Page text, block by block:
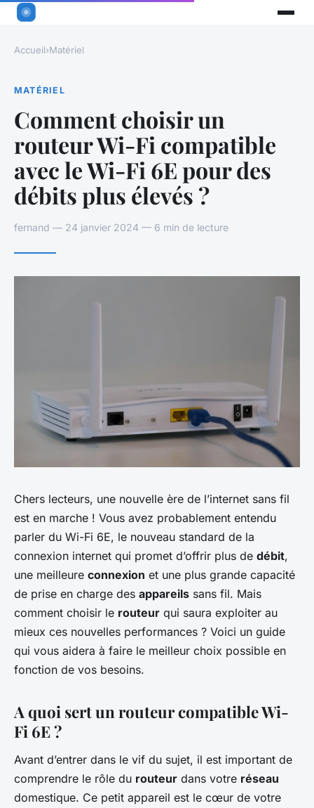
Accueil›Matériel
MATÉRIEL
Comment choisir un
routeur Wi-Fi compatible
avec le Wi-Fi 6E pour des
débits plus élevés ?
fernand — 24 janvier 2024 — 6 min de lecture
Chers lecteurs, une nouvelle ère de l’internet sans fil
est en marche ! Vous avez probablement entendu
parler du Wi-Fi 6E, le nouveau standard de la
connexion internet qui promet d’offrir plus de débit,
une meilleure connexion et une plus grande capacité
de prise en charge des appareils sans fil. Mais
comment choisir le routeur qui saura exploiter au
mieux ces nouvelles performances ? Voici un guide
qui vous aidera à faire le meilleur choix possible en
fonction de vos besoins.
A quoi sert un routeur compatible Wi-
Fi 6E ?
Avant d’entrer dans le vif du sujet, il est important de
comprendre le rôle du routeur dans votre réseau
domestique. Ce petit appareil est le cœur de votre